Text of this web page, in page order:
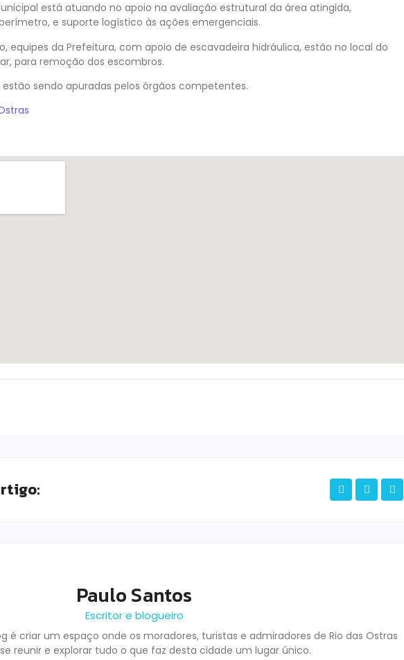
está atuando no apoio na avaliação estrutural da área atingida,
e suporte logístico às ações emergenciais.
equipes da Prefeitura, com apoio de escavadeira hidráulica, estão no local do
para remoção dos escombros.
sendo apuradas pelos órgãos competentes.
Paulo Santos
Escritor e blogueiro
é criar um espaço onde os moradores, turistas e admiradores de Rio das Ostras
reunir e explorar tudo o que faz desta cidade um lugar único.